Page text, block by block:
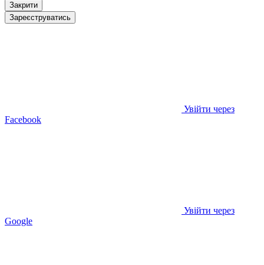
Закрити
Зареєструватись
Увійти через
Facebook
Увійти через
Google